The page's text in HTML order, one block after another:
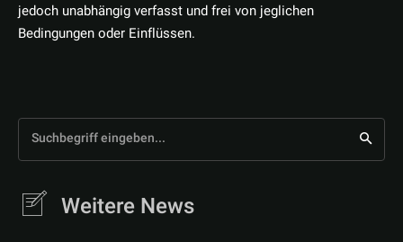
jedoch unabhängig verfasst und frei von jeglichen
Bedingungen oder Einflüssen.
Suchbegriff eingeben...
Weitere News